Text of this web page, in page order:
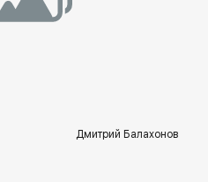
Дмитрий Балахонов